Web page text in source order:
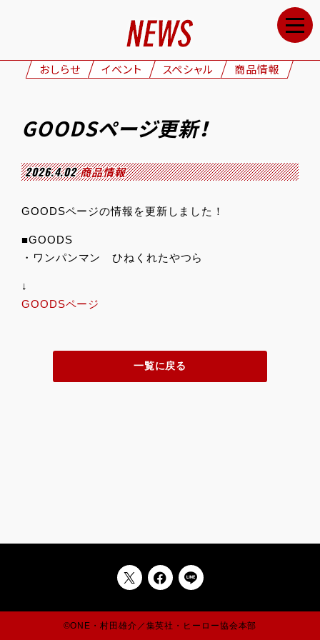
NEWS
STAFF&CAST
CHARACTERS
ONAIR
SPECIAL
おしらせ イベント スペシャル 商品情報
GOODSページ更新！
2026.4.02 商品情報
GOODSページの情報を更新しました！
■GOODS
・ワンパンマン ひねくれたやつら
↓
GOODSページ
一覧に戻る
©ONE・村田雄介／集英社・ヒーロー協会本部